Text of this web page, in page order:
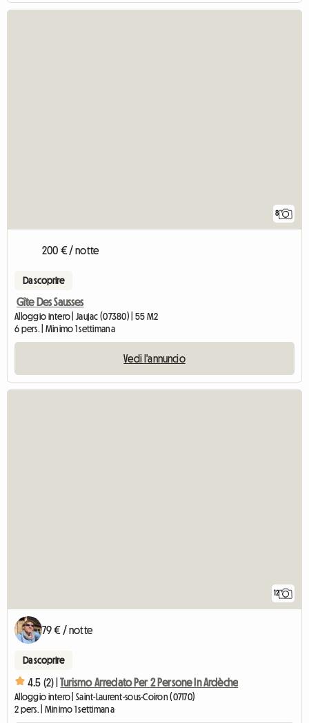
8
200 € / notte
Da scoprire
Gîte Des Sausses
Alloggio intero | Jaujac (07380) | 55 M2
6 pers. | Minimo 1 settimana
Vedi l'annuncio
12
79 € / notte
Da scoprire
4.5 (2) | Turismo Arredato Per 2 Persone In Ardèche
Alloggio intero | Saint-Laurent-sous-Coiron (07170)
2 pers. | Minimo 1 settimana